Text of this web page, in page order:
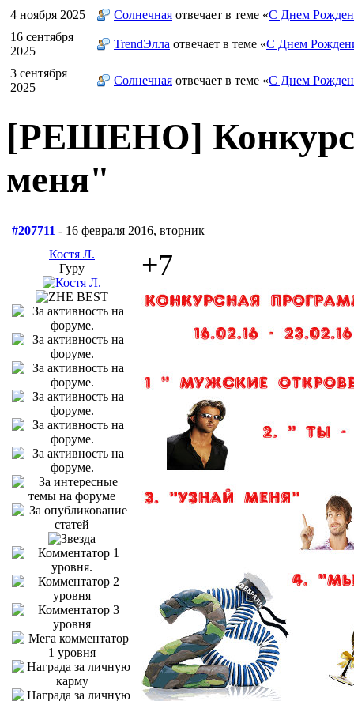
4 ноября 2025 Солнечная отвечает в теме «С Днем
16 сентября
2025
TrendЭлла отвечает в теме «С Днем
3 сентября
2025
Солнечная отвечает в теме «С Днем
[РЕШЕНО]
меня"
#207711 - 16 февраля 2016, вторник
Костя Л.
Гуру
+7